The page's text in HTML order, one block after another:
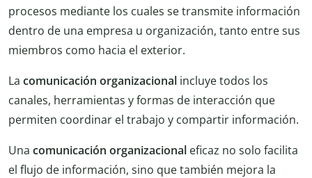
procesos mediante los cuales se transmite información
dentro de una empresa u organización, tanto entre sus
miembros como hacia el exterior.
La comunicación organizacional incluye todos los
canales, herramientas y formas de interacción que
permiten coordinar el trabajo y compartir información.
Una comunicación organizacional eficaz no solo facilita
el flujo de información, sino que también mejora la